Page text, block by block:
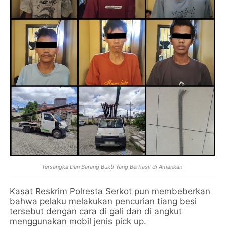
Tersangka Dan Barang Bukti Yang Berhasil di Amankan
Kasat Reskrim Polresta Serkot pun membeberkan
bahwa pelaku melakukan pencurian tiang besi
tersebut dengan cara di gali dan di angkut
menggunakan mobil jenis pick up.